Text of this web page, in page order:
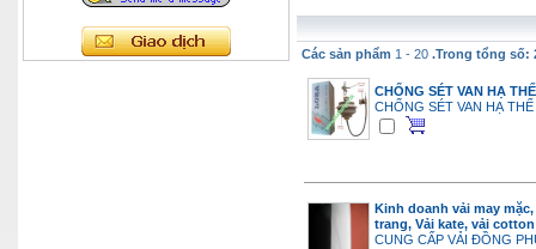
Các sản phẩm 1 - 20 .Trong tổng số:
CHỐNG SÉT VAN HẠ
CHỐNG SÉT VAN HẠ
Kinh doanh vải may
trang, Vải kate, vải cotton
CUNG CẤP VẢI ĐỒNG